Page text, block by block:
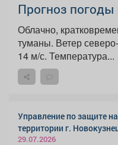
Прогноз
Облачно,
туманы. Ветер
14 м/с. Температура...
Управление по защите
территории г.
29.07.2026